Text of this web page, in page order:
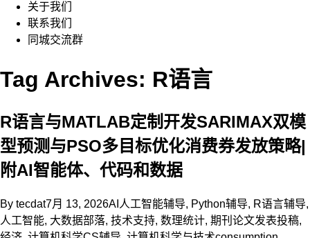
关于我们
联系我们
同城交流群
Tag Archives: R语言
R语言与MATLAB定制开发SARIMAX双模
型预测与PSO多目标优化消费券发放策略|
附AI智能体、代码和数据
By tecdat7月 13, 2026AI人工智能辅导, Python辅导, R语言辅导,
人工智能, 大数据部落, 技术支持, 数理统计, 期刊论文发表投稿,